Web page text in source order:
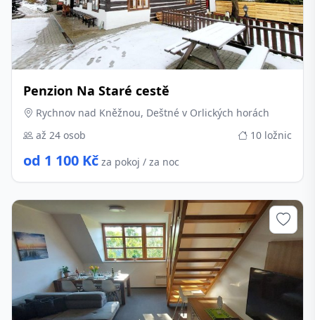
Penzion Na Staré cestě
Rychnov nad Kněžnou, Deštné v Orlických horách
až 24 osob
10 ložnic
od 1 100 Kč za pokoj / za noc